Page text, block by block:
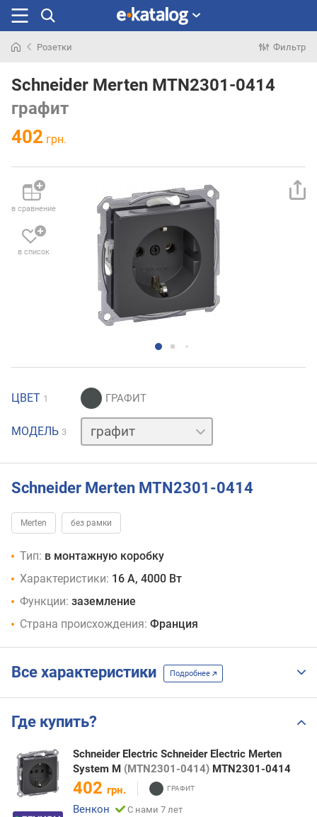
раньше
Розетки Фильтр
Schneider Merten MTN2301-0414
графит
402 грн.
в сравнение
в список
ЦВЕТ 1
МОДЕЛЬ 3
белый
слоновая
Schneider Merten MTN2301-0414
Merten без рамки
Тип: в монтажную коробку
Характеристики: 16 А, 4000 Вт
Функции: заземление
Страна происхождения: Франция
Все характеристики Подробнее
Где купить?
Schneider Electric Schneider Electric Merten
System M (MTN2301-0414) MTN2301-0414
402 грн.
Венкон
С нами 7 лет